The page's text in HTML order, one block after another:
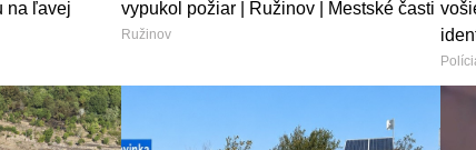
na ľavej
vypukol požiar | Ružinov | Mestské časti
Ružinov